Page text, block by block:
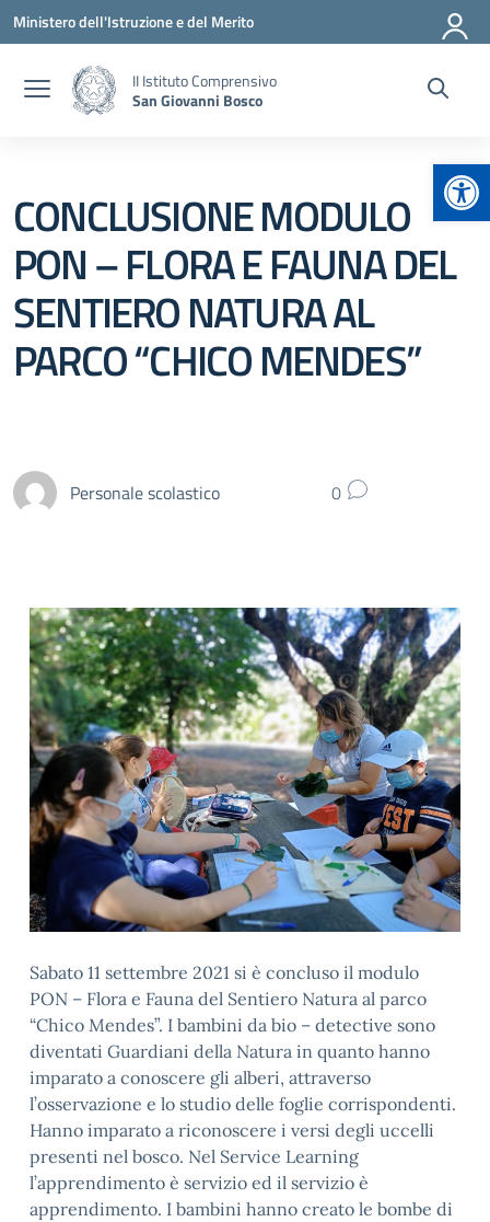
Vai ai contenuti
Vai al menu di navigazione
Vai al footer
Ministero dell'Istruzione e del Merito
II Istituto Comprensivo
San Giovanni Bosco
CONCLUSIONE MODULO
PON – FLORA E FAUNA DEL
SENTIERO NATURA AL
PARCO “CHICO MENDES”
Personale scolastico 0
Sabato 11 settembre 2021 si è concluso il modulo
PON – Flora e Fauna del Sentiero Natura al parco
“Chico Mendes”. I bambini da bio – detective sono
diventati Guardiani della Natura in quanto hanno
imparato a conoscere gli alberi, attraverso
l’osservazione e lo studio delle foglie corrispondenti.
Hanno imparato a riconoscere i versi degli uccelli
presenti nel bosco. Nel Service Learning
l’apprendimento è servizio ed il servizio è
apprendimento. I bambini hanno creato le bombe di